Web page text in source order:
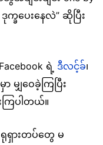
ခပေးနေလဲ” ဆိုပြီး
ရဲ့ ဒီလင့်ခ်၊
မျှဝေခဲ့ကြပြီး
ြပါတယ်။
ရှားတပ်တွေ မ